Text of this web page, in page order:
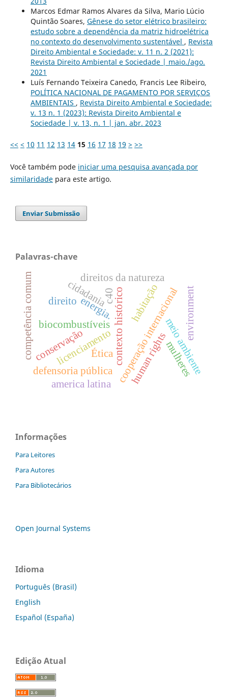
Marcos Edmar Ramos Alvares da Silva, Mario Lúcio
Quintão Soares, Gênese do setor elétrico brasileiro:
estudo sobre a dependência da matriz hidroelétrica
no contexto do desenvolvimento sustentável , Revista
Direito Ambiental e Sociedade: v. 11 n. 2 (2021):
Revista Direito Ambiental e Sociedade | maio./ago.
2021
Luís Fernando Teixeira Canedo, Francis Lee Ribeiro,
POLÍTICA NACIONAL DE PAGAMENTO POR SERVIÇOS
AMBIENTAIS , Revista Direito Ambiental e Sociedade:
v. 13 n. 1 (2023): Revista Direito Ambiental e
Sociedade | v. 13, n. 1 | jan. abr. 2023
<< < 10 11 12 13 14 15 16 17 18 19 > >>
Você também pode iniciar uma pesquisa avançada por
similaridadepara este artigo.
Enviar Submissão
Palavras-chave
biocombustíveis contexto histórico
cooperação internacional
energia.
competência comum licenciamento meio ambiente
direito
Ética
cidadania
direitos da natureza
defensoria pública
habitação
human rights
environment
c40
conservação
america latina
mulheres
Informações
Para Leitores
Para Autores
Para Bibliotecários
Open Journal Systems
Idioma
Português (Brasil)
English
Español (España)
Edição Atual